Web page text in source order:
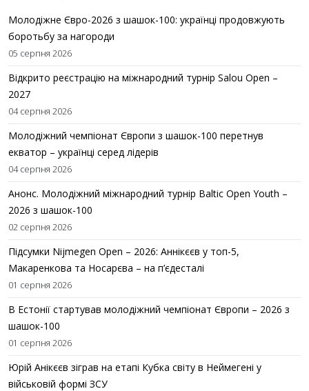
Молодіжне Євро-2026 з шашок-100: українці продовжують
боротьбу за нагороди
05 серпня 2026
Відкрито реєстрацію на міжнародний турнір Salou Open –
2027
04 серпня 2026
Молодіжний чемпіонат Європи з шашок-100 перетнув
екватор – українці серед лідерів
04 серпня 2026
Анонс. Молодіжний міжнародний турнір Baltic Open Youth –
2026 з шашок-100
02 серпня 2026
Підсумки Nijmegen Open – 2026: Аннікєєв у топ-5,
Макаренкова та Носарєва – на п’єдесталі
01 серпня 2026
В Естонії стартував молодіжний чемпіонат Європи – 2026 з
шашок-100
01 серпня 2026
Юрій Анікєєв зіграв на етапі Кубка світу в Неймегені у
військовій формі ЗСУ